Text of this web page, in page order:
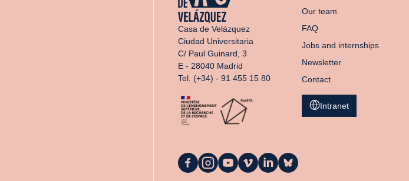
Casa de Velázquez
Ciudad Universitaria
C/ Paul Guinard, 3
E - 28040 Madrid
Tel. (+34) - 91 455 15 80
Our team
FAQ
Jobs and internships
Newsletter
Contact
Intranet
La
Casa
La
Casa
La
Casa
La
Casa
La
Casa
La
Casa